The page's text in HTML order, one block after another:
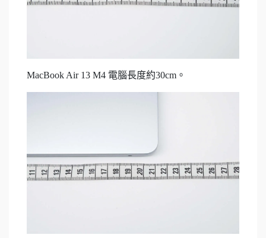
MacBook Air 13 M4 電腦長度約30cm。